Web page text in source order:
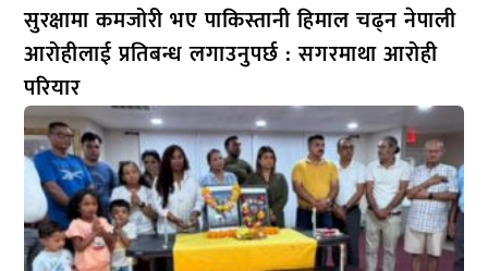
सुरक्षामा कमजोरी भए पाकिस्तानी हिमाल चढ्न नेपाली
आरोहीलाई प्रतिबन्ध लगाउनुपर्छ : सगरमाथा आरोही
परियार